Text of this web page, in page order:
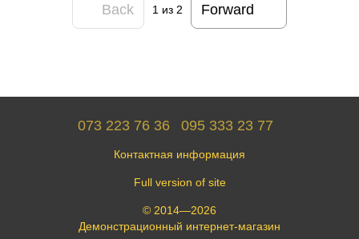
Back 1 из 2 Forward
073 223 76 36 095 333 23 77
Контактная информация
Full version of site
© 2014—2026
Демонстрационный интернет-магазин